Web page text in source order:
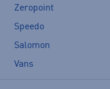
Zeropoint
Speedo
Salomon
Vans